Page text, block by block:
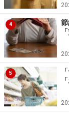
は、プライバ
場合があります
※記事内容は執筆
い。
本記事の内容は一
商品や投資行動を
投資や資産運用に
行ってください。
掲載情報の正確性
4
5